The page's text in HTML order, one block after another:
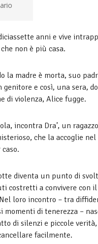
anni e vive
non è più casa.
la madre è morta, suo
genitore e così, una sera,
di violenza, Alice fugge.
incontra Dra’, un
che la accoglie
diventa un punto di
costretti a convivere con
loro incontro – tra
momenti di tenerezza –
di silenzi e piccole
facilmente.